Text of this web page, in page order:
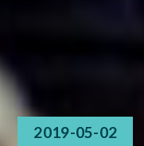
2019-05-02